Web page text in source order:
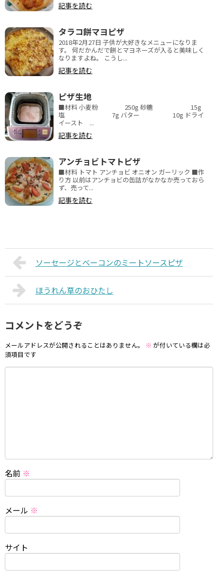
記事を読む
タラコ餅マヨピザ
2018年2月27日 子供が大好きなメニューになりま
す。 何だかんだで餅とマヨネーズが入ると美味しく
なりますよね。 こうし...
記事を読む
ピザ生地
■材料 小麦粉 250g 砂糖 15g
塩 7g バター 10g ドライ
イースト ...
記事を読む
アンチョビトマトピザ
■材料 トマト アンチョビ オニオン ガーリック ■作
り方 以前はアンチョビの缶詰がなかなか売っておら
ず、売って...
記事を読む
ソーセージとベーコンのミートソースピザ
ほうれん草のおひたし
コメントをどうぞ
メールアドレスが公開されることはありません。 ※ が付いている欄は必
須項目です
名前 ※
メール ※
サイト